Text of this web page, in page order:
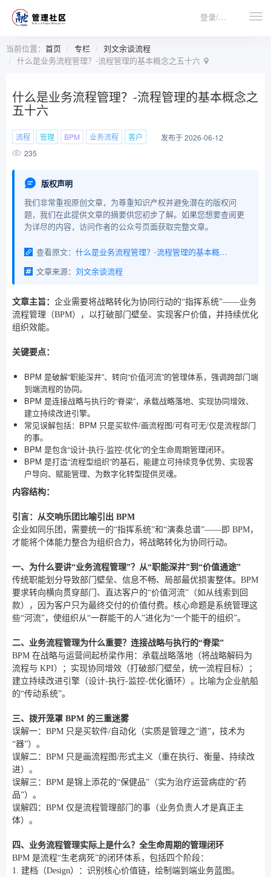
登录/注册
当前位置： 首页 专栏
刘文余谈流程
什么是业务流程管理？-流程管理的基本概念之五十六
什么是业务流程管理？-流程管理的基本概念之
五十六
流程 管理 BPM 业务流程 客户
发布于 2026-06-12
235
版权声明
我们非常重视原创文章，为尊重知识产权并避免潜在的版权问
题，我们在此提供文章的摘要供您初步了解。如果您想要查阅更
为详尽的内容，访问作者的公众号页面获取完整文章。
查看原文：
什么是业务流程管理？-流程管理的基本概念之五十六
文章来源： 刘文余谈流程
文章主旨： 企业需要将战略转化为协同行动的“指挥系统”——业务
流程管理（BPM），以打破部门壁垒、实现客户价值，并持续优化
组织效能。
关键要点：
BPM 是破解“职能深井”、转向“价值河流”的管理体系，强调跨部门端
到端流程的协同。
BPM 是连接战略与执行的“脊梁”，承载战略落地、实现协同增效、
建立持续改进引擎。
常见误解包括：BPM 只是买软件/画流程图/可有可无/仅是流程部门
的事。
BPM 是包含“设计-执行-监控-优化”的全生命周期管理闭环。
BPM 是打造“流程型组织”的基石，能建立可持续竞争优势、实现客
户导向、赋能管理、为数字化转型提供灵魂。
内容结构：
引言：从交响乐团比喻引出 BPM
企业如同乐团，需要统一的“指挥系统”和“演奏总谱”——即 BPM，
才能将个体能力整合为组织合力，将战略转化为协同行动。
一、为什么要讲“业务流程管理”？从“职能深井”到“价值通途”
传统职能划分导致部门壁垒、信息不畅、局部最优损害整体。BPM
要求转向横向贯穿部门、直达客户的“价值河流”（如从线索到回
款），因为客户只为最终交付的价值付费。核心命题是系统管理这
些“河流”，使组织从“一群能干的人”进化为“一个能干的组织”。
二、业务流程管理为什么重要？连接战略与执行的“脊梁”
BPM 在战略与运营间起桥梁作用：承载战略落地（将战略解码为
流程与 KPI）；实现协同增效（打破部门壁垒，统一流程目标）；
建立持续改进引擎（设计-执行-监控-优化循环）。比喻为企业航船
的“传动系统”。
三、拨开笼罩 BPM 的三重迷雾
误解一：BPM 只是买软件/自动化（实质是管理之“道”，技术为
“器”）。
误解二：BPM 只是画流程图/形式主义（重在执行、衡量、持续改
进）。
误解三：BPM 是锦上添花的“保健品”（实为治疗运营病症的“药
品”）。
误解四：BPM 仅是流程管理部门的事（业务负责人才是真正主
体）。
四、业务流程管理实际上是什么？全生命周期的管理闭环
BPM 是流程“生老病死”的闭环体系，包括四个阶段：
1. 建档（Design）：识别核心价值链，绘制端到端业务蓝图。